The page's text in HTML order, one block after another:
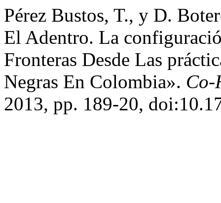
Pérez Bustos, T., y D.
El Adentro. La
Fronteras Desde Las
Negras En Colombia». Co-
2013, pp. 189-20,